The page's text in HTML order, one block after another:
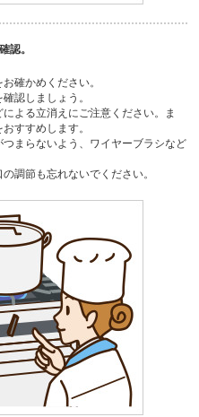
認。
確かめください。
認しましょう。
よる立消えにご注意ください。ま
すすめします。
まらないよう、ワイヤーブラシなど
調節も忘れないでください。